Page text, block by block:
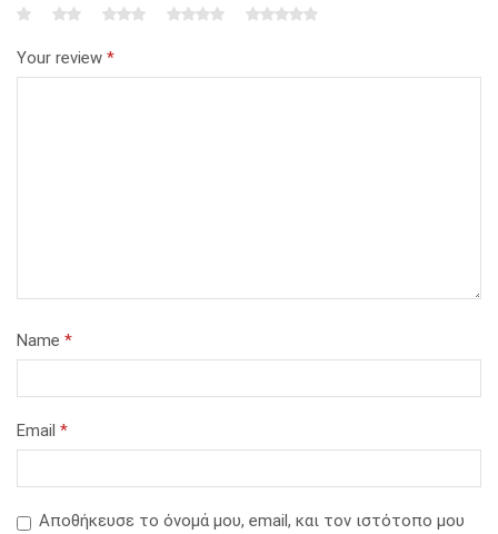
Your review *
Name *
Email *
Αποθήκευσε το όνομά μου, email, και τον ιστότοπο μου